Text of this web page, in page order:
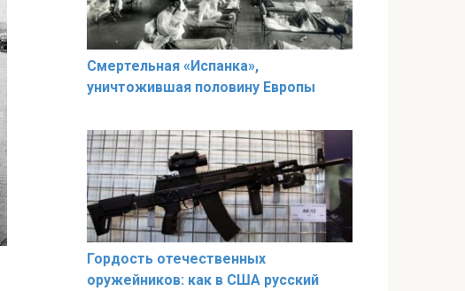
Смертельная «Испанка»,
уничтожившая половину Европы
Гордость отечественных
оружейников: как в США русский